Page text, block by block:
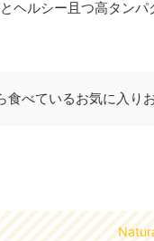
ヘルシー且つ高タン
食べているお気に入り